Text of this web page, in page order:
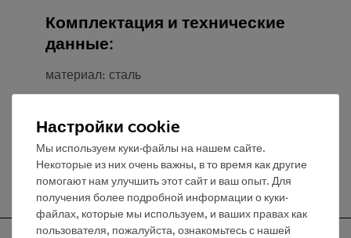
Комплектация и технические
данные:
материал: сталь
Настройки cookie
Мы используем куки-файлы на нашем сайте.
Некоторые из них очень важны, в то время как другие
помогают нам улучшить этот сайт и ваш опыт. Для
получения более подробной информации о куки-
файлах, которые мы используем, и ваших правах как
пользователя, пожалуйста, ознакомьтесь с нашей